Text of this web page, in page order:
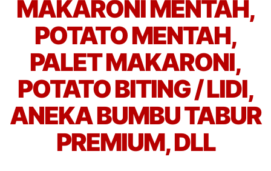
MAKARONI MENTAH,
POTATO MENTAH,
PALET MAKARONI,
POTATO BITING / LIDI,
ANEKA BUMBU TABUR
PREMIUM, DLL